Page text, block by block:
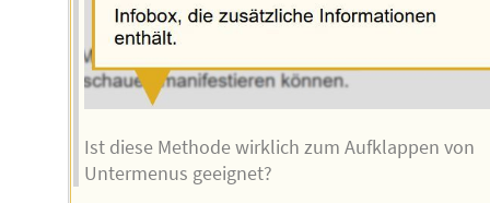
Ist diese Methode wirklich zum Aufklappen von
Untermenus geeignet?